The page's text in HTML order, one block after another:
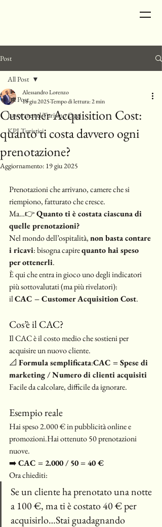
Post
All Post
Lavorare nel Turismo Oggi
KPI Turistici
All Post
Customer Acquisition Cost:
quanto ti costa davvero ogni
prenotazione?
Alessandro Lorenzo
18 giu 2025Tempo di lettura: 2 min
Aggiornamento: 19 giu 2025
Prenotazioni che arrivano, camere che si
riempiono, fatturato che cresce.
Ma…👉 Quanto ti è costata ciascuna di
quelle prenotazioni?
Nel mondo dell’ospitalità, non basta contare
i ricavi: bisogna capire quanto hai speso
per ottenerli.
È qui che entra in gioco uno degli indicatori
più sottovalutati (ma più rivelatori):
il CAC – Customer Acquisition Cost.
Cos’è il CAC?
Il CAC è il costo medio che sostieni per
acquisire un nuovo cliente.
📐 Formula semplificata:CAC = Spese di
marketing / Numero di clienti acquisiti
Facile da calcolare, difficile da ignorare.
Esempio reale
Hai speso 2.000 € in pubblicità online e
promozioni.Hai ottenuto 50 prenotazioni
nuove.
➡️ CAC = 2.000 / 50 = 40 €
Ora chiediti:
Se un cliente ha prenotato una notte
a 100 €, ma ti è costato 40 € per
acquisirlo…Stai guadagnando